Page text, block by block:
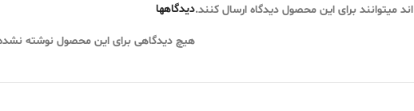
دیدگاهها
هیچ دیدگاهی برای این محصول نوشته
میتوانند برای این محصول دیدگاه ارسال کنند.